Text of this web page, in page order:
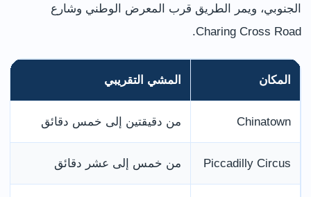
الجنوبي، ويمر الطريق قرب المعرض الوطني وشارع
Charing Cross Road.
المكان المشي التقريبي
Chinatown من دقيقتين إلى خمس دقائق
Piccadilly Circus من خمس إلى عشر دقائق